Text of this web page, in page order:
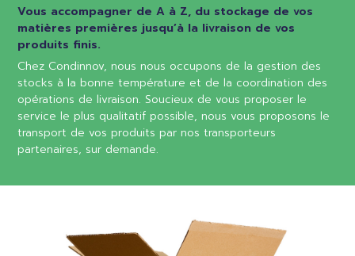
Vous accompagner de A à Z, du stockage de vos
matières premières jusqu’à la livraison de vos
produits finis.
Chez Condinnov, nous nous occupons de la gestion des
stocks à la bonne température et de la coordination des
opérations de livraison. Soucieux de vous proposer le
service le plus qualitatif possible, nous vous proposons le
transport de vos produits par nos transporteurs
partenaires, sur demande.